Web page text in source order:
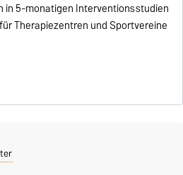
in 5-monatigen Interventionsstudien
Therapiezentren und Sportvereine